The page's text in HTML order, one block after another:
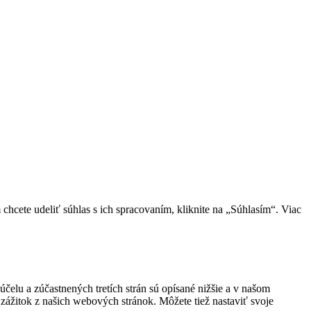
udeliť súhlas s ich spracovaním, kliknite na „Súhlasím“. Viac
a zúčastnených tretích strán sú opísané nižšie a v našom
z našich webových stránok. Môžete tiež nastaviť svoje